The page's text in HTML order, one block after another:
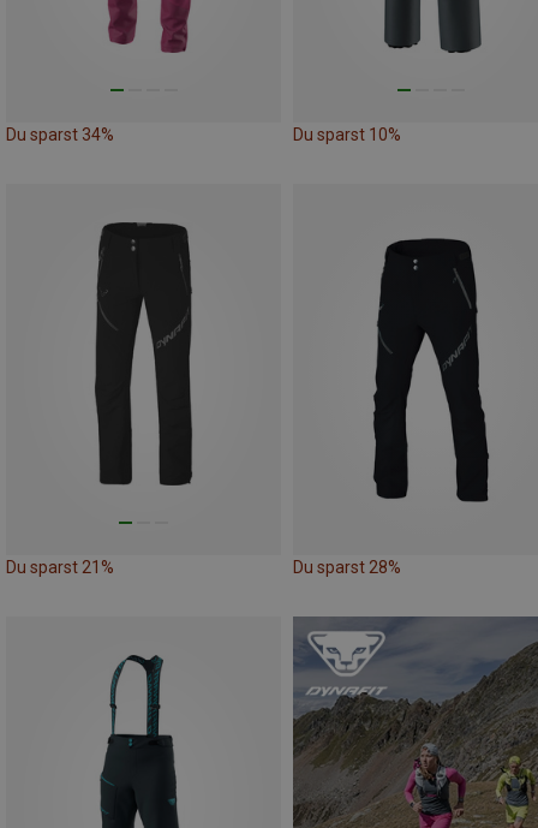
Du sparst 34% Du sparst 10%
Du sparst 21% Du sparst 28%